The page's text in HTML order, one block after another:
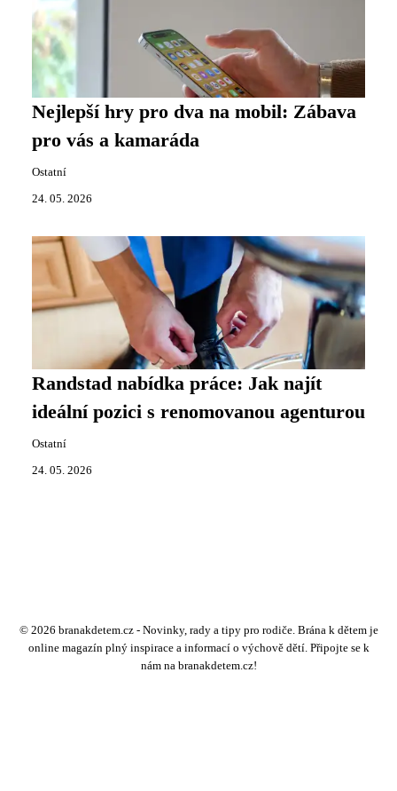
Nejlepší hry pro dva na mobil: Zábava
pro vás a kamaráda
Ostatní
24. 05. 2026
Randstad nabídka práce: Jak najít
ideální pozici s renomovanou agenturou
Ostatní
24. 05. 2026
© 2026 branakdetem.cz - Novinky, rady a tipy pro rodiče. Brána k dětem je
online magazín plný inspirace a informací o výchově dětí. Připojte se k
nám na branakdetem.cz!